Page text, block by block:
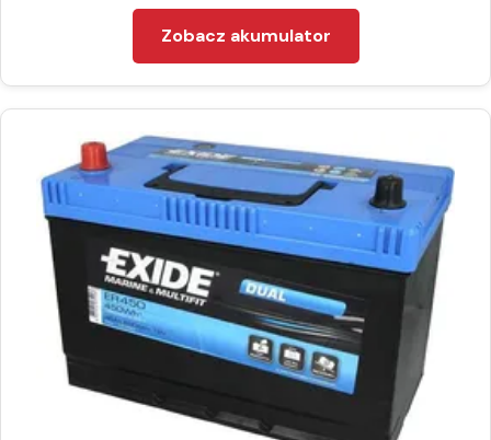
Zobacz akumulator